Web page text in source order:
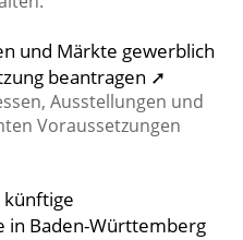
und Märkte gewerblich
beantragen ➚
Ausstellungen und
Voraussetzungen
in Baden-Württemberg